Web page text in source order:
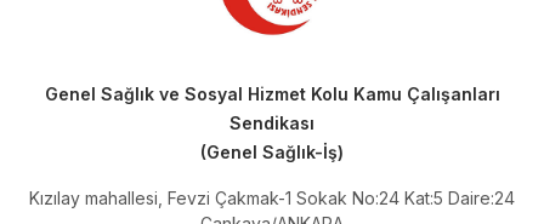
Genel Sağlık ve Sosyal Hizmet Kolu Kamu Çalışanları
Sendikası
(Genel Sağlık-İş)
Kızılay mahallesi, Fevzi Çakmak-1 Sokak No:24 Kat:5 Daire:24